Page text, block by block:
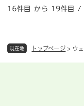
現在地 トップページ > ウ
16件目 から 19件目 /